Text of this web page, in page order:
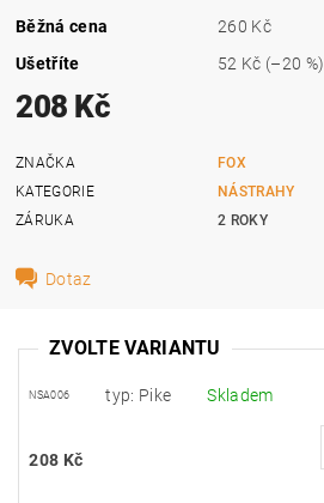
Běžná cena
260 Kč
Ušetříte
52 Kč (–20 %)
208 Kč
ZNAČKA
FOX
KATEGORIE
NÁSTRAHY
ZÁRUKA
2 ROKY
Dotaz
ZVOLTE VARIANTU
NSA006 typ: Pike Skladem
208 Kč